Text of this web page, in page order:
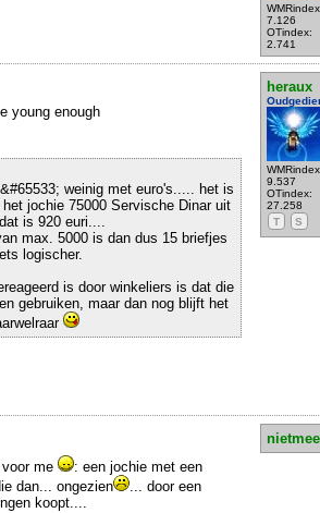
7.126
OTindex:
2.741
heraux
9.537
OTindex:
27.258
T
S
young enough
weinig met euro's..... het is
jochie 75000 Servische Dinar uit
is 920 euri....
max. 5000 is dan dus 15 briefjes
logischer.
is door winkeliers is dat die
gebruiken, maar dan nog blijft het
me
: een jochie met een
dan... ongezien
... door een
koopt....